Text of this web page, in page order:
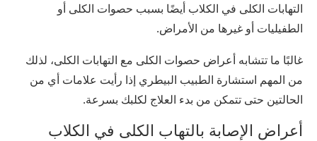
التهابات الكلى في الكلاب أيضًا بسبب حصوات الكلى أو
الطفيليات أو غيرها من الأمراض.
غالبًا ما تتشابه أعراض حصوات الكلى مع التهابات الكلى، لذلك
من المهم استشارة الطبيب البيطري إذا رأيت علامات أي من
الحالتين حتى تتمكن من بدء العلاج لكلبك بسرعة.
أعراض الإصابة بالتهاب الكلى في الكلاب